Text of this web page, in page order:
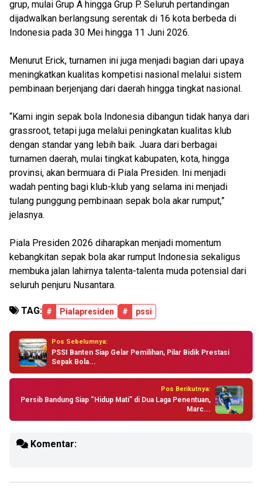
grup, mulai Grup A hingga Grup P. Seluruh pertandingan
dijadwalkan berlangsung serentak di 16 kota berbeda di
Indonesia pada 30 Mei hingga 11 Juni 2026.
Menurut Erick, turnamen ini juga menjadi bagian dari upaya
meningkatkan kualitas kompetisi nasional melalui sistem
pembinaan berjenjang dari daerah hingga tingkat nasional.
“Kami ingin sepak bola Indonesia dibangun tidak hanya dari
grassroot, tetapi juga melalui peningkatan kualitas klub
dengan standar yang lebih baik. Juara dari berbagai
turnamen daerah, mulai tingkat kabupaten, kota, hingga
provinsi, akan bermuara di Piala Presiden. Ini menjadi
wadah penting bagi klub-klub yang selama ini menjadi
tulang punggung pembinaan sepak bola akar rumput,”
jelasnya.
Piala Presiden 2026 diharapkan menjadi momentum
kebangkitan sepak bola akar rumput Indonesia sekaligus
membuka jalan lahirnya talenta-talenta muda potensial dari
seluruh penjuru Nusantara.
TAG: # Pialapresiden # pssi
Pos Sebelumnya:
PSSI Banten Siap Gelar Pemilihan, Pilar Bidik Prestasi
Sepak Bola...
Pos Berikutnya:
Persib Bandung Siap “Hidup Mati” di Dua Laga Penentuan,
Marc...
Komentar: